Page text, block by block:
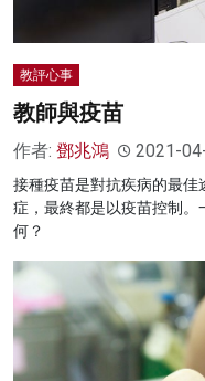
教評心事
教師與疫苗
作者: 鄧兆鴻 2021-
接種疫苗是對抗疾病的最佳
症，最終都是以疫苗控制。
何？